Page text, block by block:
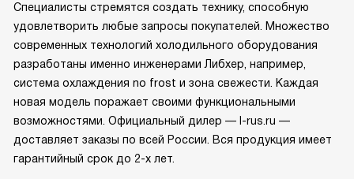
Специалисты стремятся создать технику, способную
удовлетворить любые запросы покупателей. Множество
современных технологий холодильного оборудования
разработаны именно инженерами Либхер, например,
система охлаждения no frost и зона свежести. Каждая
новая модель поражает своими функциональными
возможностями. Официальный дилер — l-rus.ru —
доставляет заказы по всей России. Вся продукция имеет
гарантийный срок до 2-х лет.